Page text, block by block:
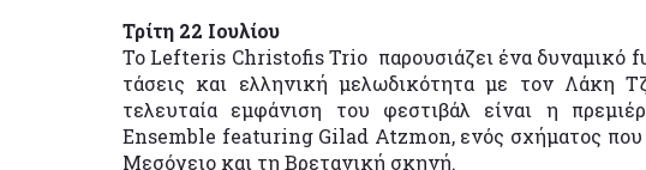
Τρίτη 22 Ιουλίου
Το Lefteris Christofis Trio παρουσιάζει ένα δυναμικό
τάσεις και ελληνική μελωδικότητα με τον Λάκη
τελευταία εμφάνιση του φεστιβάλ είναι η
Ensemble featuring Gilad Atzmon, ενός σχήματος που
Μεσόγειο και τη Βρετανική σκηνή.